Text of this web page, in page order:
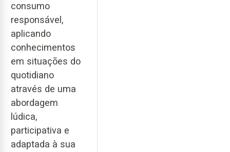
consumo
responsável,
aplicando
conhecimentos
em situações do
quotidiano
através de uma
abordagem
lúdica,
participativa e
adaptada à sua